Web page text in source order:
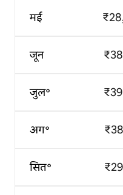
मई
जून
जुल॰
अग॰
सित॰